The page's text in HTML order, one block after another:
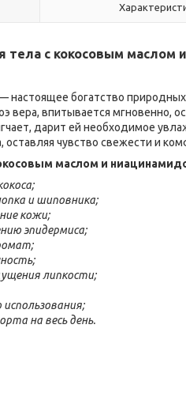
тела с кокосовым маслом
настоящее богатство
вера, впитывается мгновенно,
дарит ей необходимое
чувство свежести и
маслом и
и шиповника;
кожи;
эпидермиса;
липкости;
на весь день.